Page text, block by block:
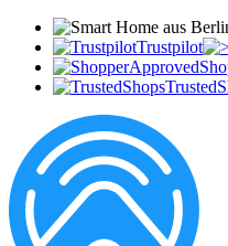
Trustpilot